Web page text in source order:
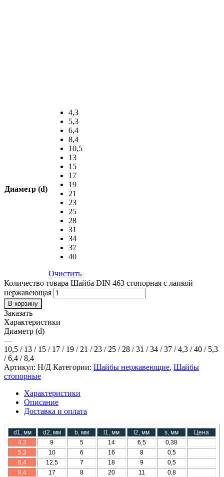
Диаметр (d)
4,3
5,3
6,4
8,4
10,5
13
15
17
19
21
23
25
28
31
34
37
40
Очистить
Количество товара Шайба DIN 463 стопорная с лапкой
нержавеющая
В корзину
Заказать
Характеристики
Диаметр (d)
—
10,5 / 13 / 15 / 17 / 19 / 21 / 23 / 25 / 28 / 31 / 34 / 37 / 4,3 / 40 / 5,3
/ 6,4 / 8,4
Артикул: Н/Д Категории: Шайбы нержавеющие, Шайбы
стопорные
Характеристики
Описание
Доставка и оплата
d1, мм d2, мм b, мм l1, мм l2, мм s, мм
Цена
4,3
9 5 14 6,5
0,38
5,3
10 6 16 8
0,5
6,4
12,5 7 18 9
0,5
8,4
17 8 20 11
0,8